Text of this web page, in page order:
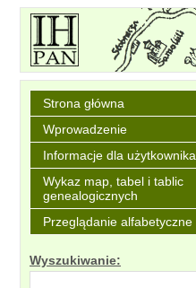
Strona główna
Wprowadzenie
Informacje dla użytkownika
Wykaz map, tabel i tablic
genealogicznych
Przeglądanie alfabetyczne
Wyszukiwanie: